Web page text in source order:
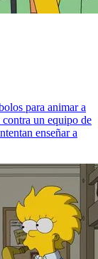
para animar a
un equipo de
enseñar a